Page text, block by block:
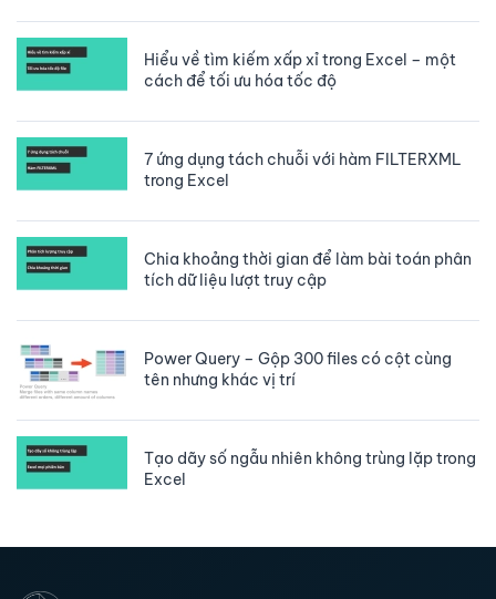
Hiểu về tìm kiếm xấp xỉ trong Excel – một
cách để tối ưu hóa tốc độ
7 ứng dụng tách chuỗi với hàm FILTERXML
trong Excel
Chia khoảng thời gian để làm bài toán phân
tích dữ liệu lượt truy cập
Power Query – Gộp 300 files có cột cùng
tên nhưng khác vị trí
Tạo dãy số ngẫu nhiên không trùng lặp trong
Excel